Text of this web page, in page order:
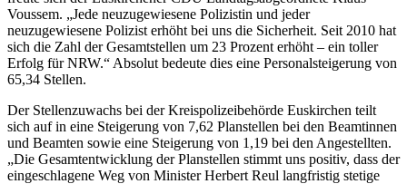
Voussem. „Jede neuzugewiesene Polizistin und jeder
neuzugewiesene Polizist erhöht bei uns die Sicherheit. Seit 2010 hat
sich die Zahl der Gesamtstellen um 23 Prozent erhöht – ein toller
Erfolg für NRW.“ Absolut bedeute dies eine Personalsteigerung von
65,34 Stellen.
Der Stellenzuwachs bei der Kreispolizeibehörde Euskirchen teilt
sich auf in eine Steigerung von 7,62 Planstellen bei den Beamtinnen
und Beamten sowie eine Steigerung von 1,19 bei den Angestellten.
„Die Gesamtentwicklung der Planstellen stimmt uns positiv, dass der
eingeschlagene Weg von Minister Herbert Reul langfristig stetige